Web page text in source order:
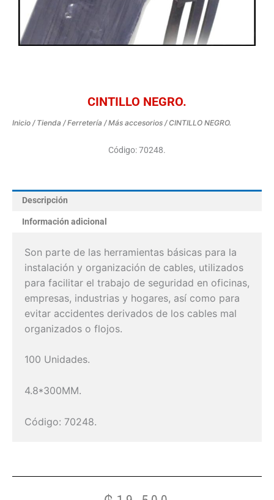
CINTILLO NEGRO.
Inicio / Tienda /Ferretería /Más accesorios / CINTILLO NEGRO.
Código: 70248.
Descripción
Información adicional
Son parte de las herramientas básicas para la
instalación y organización de cables, utilizados
para facilitar el trabajo de seguridad en oficinas,
empresas, industrias y hogares, así como para
evitar accidentes derivados de los cables mal
organizados o flojos.
100 Unidades.
4.8*300MM.
Código: 70248.